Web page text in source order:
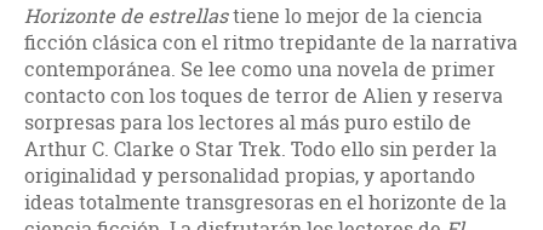
Horizonte de estrellastiene lo mejor de la ciencia
ficción clásica con el ritmo trepidante de la narrativa
contemporánea. Se lee como una novela de primer
contacto con los toques de terror de Alien y reserva
sorpresas para los lectores al más puro estilo de
Arthur C. Clarke o Star Trek. Todo ello sin perder la
originalidad y personalidad propias, y aportando
ideas totalmente transgresoras en el horizonte de la